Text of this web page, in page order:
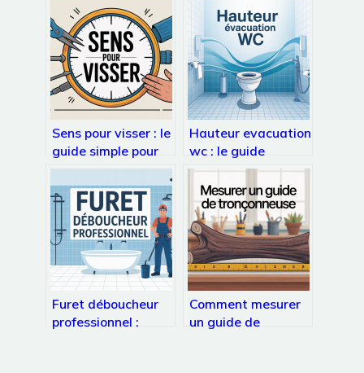
Sens pour visser : le
guide simple pour
ne plus jamais se
tromper
Hauteur evacuation
wc : le guide
pratique pour
respecter les
normes
Furet déboucheur
professionnel :
Comment mesurer
un guide de